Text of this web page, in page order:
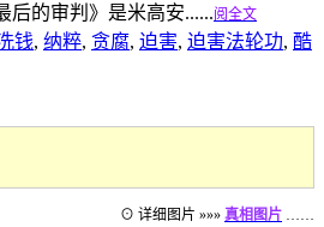
后的审判》是米高安......阅全文
钱, 纳粹, 贪腐, 迫害, 迫害法轮功, 酷
⊙ 详细图片 »»» 真相图片 ……